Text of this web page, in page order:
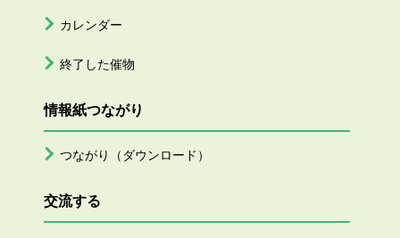
カレンダー
終了した催物
情報紙つながり
つながり（ダウンロード）
交流する